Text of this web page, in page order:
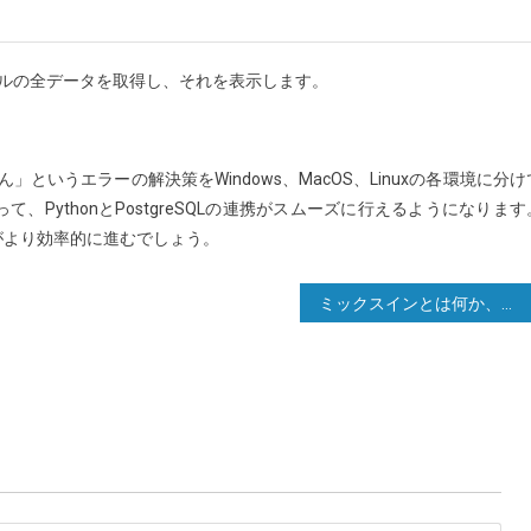
全データを取得し、それを表示します。
というエラーの解決策をWindows、MacOS、Linuxの各環境に分け
、PythonとPostgreSQLの連携がスムーズに行えるようになります
り効率的に進むでしょう。